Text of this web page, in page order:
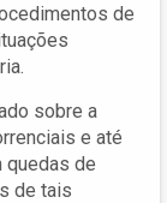
de
sobre a
e até
quedas de
de tais